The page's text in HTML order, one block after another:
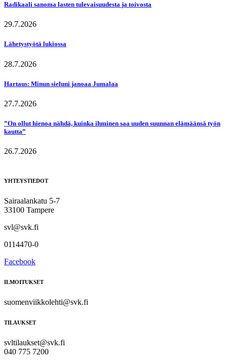
Radikaali sanoma lasten tulevaisuudesta ja toivosta
29.7.2026
Lähetystyötä lukiossa
28.7.2026
Hartaus: Minun sieluni janoaa Jumalaa
27.7.2026
”On ollut hienoa nähdä, kuinka ihminen saa uuden suunnan elämäänsä työn
kautta”
26.7.2026
YHTEYSTIEDOT
Sairaalankatu 5-7
33100 Tampere
svl@svk.fi
0114470-0
Facebook
ILMOITUKSET
suomenviikkolehti@svk.fi
TILAUKSET
svltilaukset@svk.fi
040 775 7200